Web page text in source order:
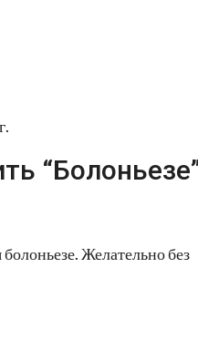
Желательно без